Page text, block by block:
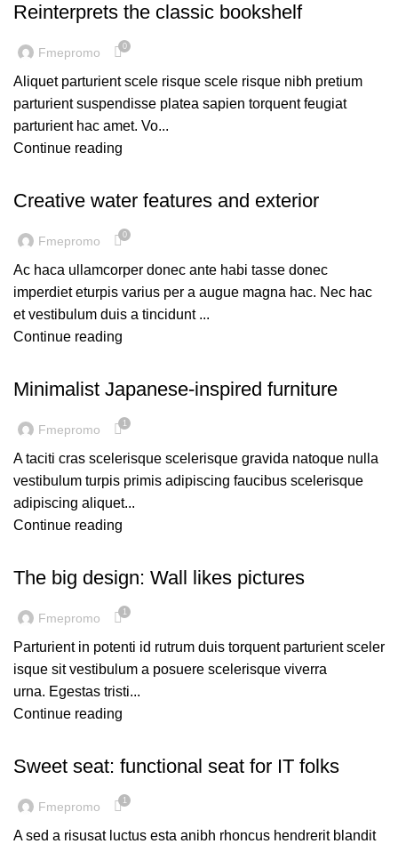
Reinterprets the classic bookshelf
Fmepromo 0
Aliquet parturient scele risque scele risque nibh pretium
parturient suspendisse platea sapien torquent feugiat
parturient hac amet. Vo...
Continue reading
Creative water features and exterior
Fmepromo 0
Ac haca ullamcorper donec ante habi tasse donec
imperdiet eturpis varius per a augue magna hac. Nec hac
et vestibulum duis a tincidunt ...
Continue reading
Minimalist Japanese-inspired furniture
Fmepromo 1
A taciti cras scelerisque scelerisque gravida natoque nulla
vestibulum turpis primis adipiscing faucibus scelerisque
adipiscing aliquet...
Continue reading
The big design: Wall likes pictures
Fmepromo 1
Parturient in potenti id rutrum duis torquent parturient sceler
isque sit vestibulum a posuere scelerisque viverra
urna. Egestas tristi...
Continue reading
Sweet seat: functional seat for IT folks
Fmepromo 1
A sed a risusat luctus esta anibh rhoncus hendrerit blandit